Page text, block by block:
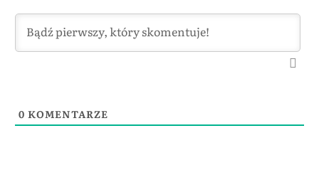
0 KOMENTARZE